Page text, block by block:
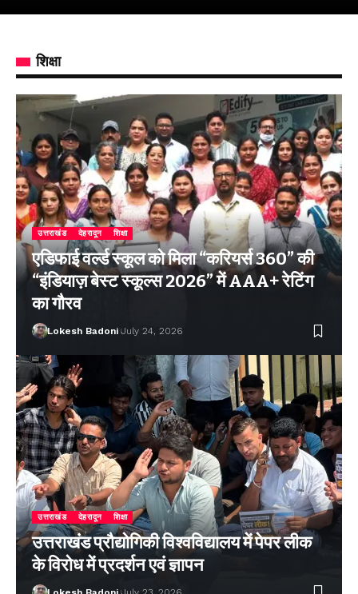
शिक्षा
उत्तराखंड देहरादून शिक्षा
एडिफाई वर्ल्ड स्कूल को मिला “करियर्स 360” की
“इंडियाज़ बेस्ट स्कूल्स 2026” में AAA+ रेटिंग
का गौरव
Lokesh Badoni July 24, 2026
उत्तराखंड देहरादून शिक्षा
उत्तराखंड प्रौद्योगिकी विश्वविद्यालय में पेपर लीक
के विरोध में प्रदर्शन एवं ज्ञापन